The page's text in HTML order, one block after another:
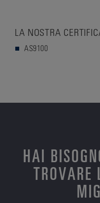
LA NOSTRA
AS9100
HAI
TROVARE